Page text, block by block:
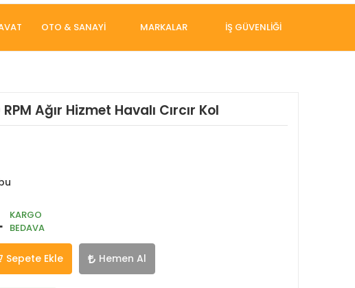
OTO & SANAYİ MARKALAR İŞ GÜVENLİĞİ
Ağır Hizmet Havalı Cırcır Kol
KARGO
BEDAVA
Sepete Ekle Hemen Al